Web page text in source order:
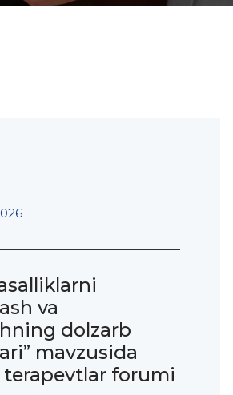
va
dolzarb
mavzusida
terapevtlar forumi